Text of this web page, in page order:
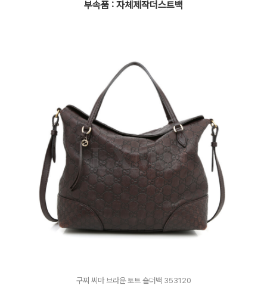
부속품 : 자체제작더스트백
구찌 씨마 브라운 토트 숄더백 353120